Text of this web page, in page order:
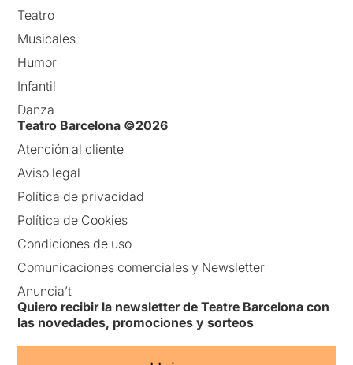
Teatro
Musicales
Humor
Infantil
Danza
Teatro Barcelona ©2026
Atención al cliente
Aviso legal
Política de privacidad
Política de Cookies
Condiciones de uso
Comunicaciones comerciales y Newsletter
Anuncia’t
Quiero recibir la newsletter de Teatre Barcelona con
las novedades, promociones y sorteos